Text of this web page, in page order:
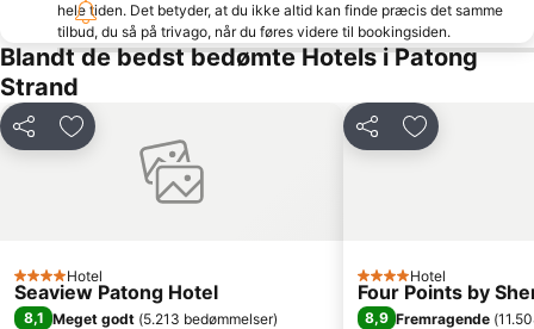
Koh Tapu
Jungle Bungy Jump
Maithon Island
Laem Singh
Phuket Aquarium
Hat Pasai
hele tiden. Det betyder, at du ikke altid kan finde præcis det samme
tilbud, du så på trivago, når du føres videre til bookingsiden.
Blandt de bedst bedømte Hotels i Patong
Strand
Del Føj til favoritter
4 Stjerner
Hotel
Seaview Patong Hotel
8,1 Meget godt (5.213 bedømmelser)
Del Føj til
4 Stjerner
Hotel
Four Points by
8,9 Fremragende (